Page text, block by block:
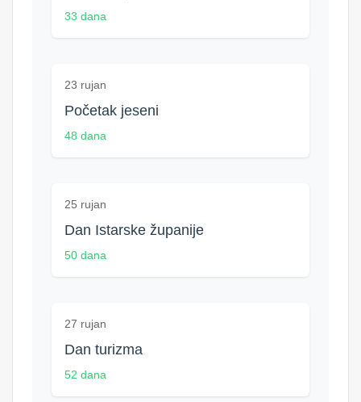
33 dana
23 rujan
Početak jeseni
48 dana
25 rujan
Dan Istarske županije
50 dana
27 rujan
Dan turizma
52 dana